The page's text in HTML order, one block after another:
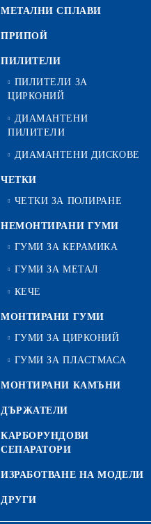
МЕТАЛНИ СПЛАВИ
ПРИПОЙ
ПИЛИТЕЛИ
ПИЛИТЕЛИ ЗА
ЦИРКОНИЙ
ДИАМАНТЕНИ
ПИЛИТЕЛИ
ДИАМАНТЕНИ ДИСКОВЕ
ЧЕТКИ
ЧЕТКИ ЗА ПОЛИРАНЕ
НЕМОНТИРАНИ ГУМИ
ГУМИ ЗА КЕРАМИКА
ГУМИ ЗА МЕТАЛ
КЕЧЕ
МОНТИРАНИ ГУМИ
ГУМИ ЗА ЦИРКОНИЙ
ГУМИ ЗА ПЛАСТМАСА
МОНТИРАНИ КАМЪНИ
ДЪРЖАТЕЛИ
КАРБОРУНДОВИ
СЕПАРАТОРИ
ИЗРАБОТВАНЕ НА МОДЕЛИ
ДРУГИ